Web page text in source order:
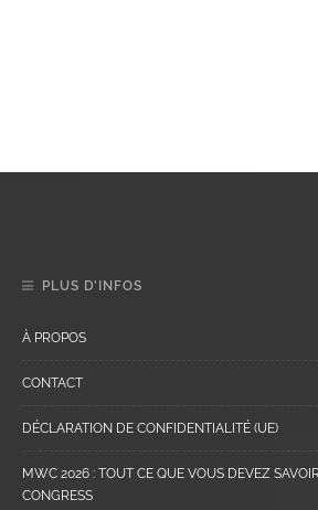
PLUS D’INFOS
À PROPOS
CONTACT
DÉCLARATION DE CONFIDENTIALITÉ (UE)
MWC 2026 : TOUT CE QUE VOUS DEVEZ
CONGRESS